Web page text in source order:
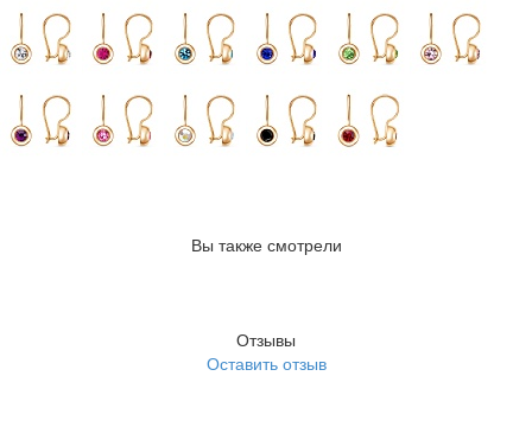
Вы также смотрели
Отзывы
Оставить отзыв